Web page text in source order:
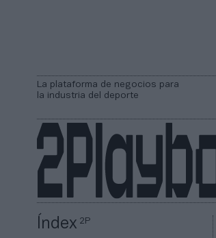
La plataforma de negocios para
la industria del deporte
Índex2P